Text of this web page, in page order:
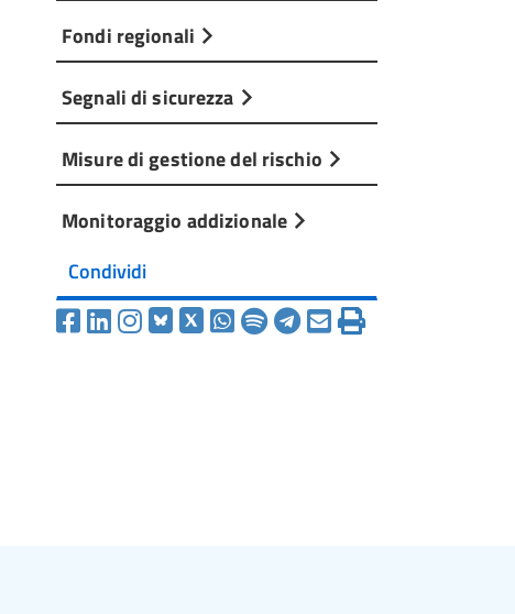
Fondi regionali
Segnali di sicurezza
Misure di gestione del rischio
Monitoraggio addizionale
Condividi